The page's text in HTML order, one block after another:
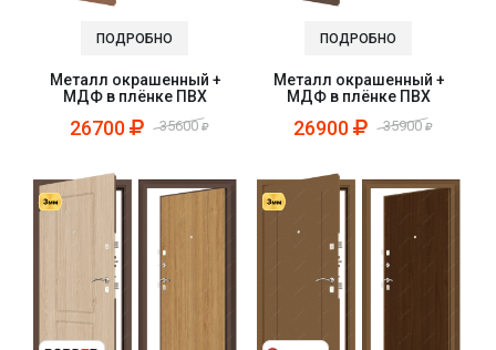
ПОДРОБНО
Металл окрашенный +
МДФ в плёнке ПВХ
26700 35600
ПОДРОБНО
Металл окрашенный +
МДФ в плёнке ПВХ
26900 35900